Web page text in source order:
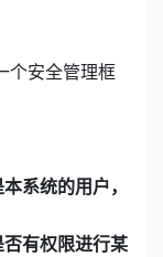
个安全管理框
系统的用户，
有权限进行某